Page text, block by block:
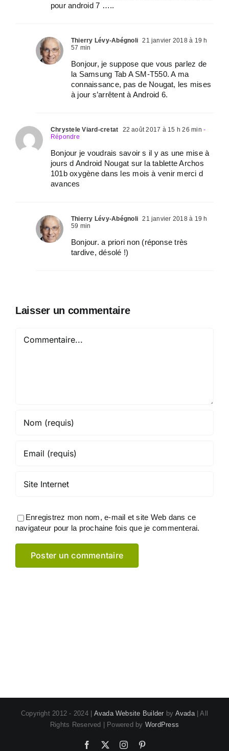
pour android 7 …..
Thierry Lévy-Abégnoli 21 janvier 2018 à 19 h
57 min
Bonjour, je suppose que vous parlez de
la Samsung Tab A SM-T550. A ma
connaissance, pas de Nougat, les mises
à jour s’arrêtent à Android 6.
Chrystele Viard-cretat 22 août 2017 à 15 h 26 min -
Répondre
Bonjour je voudrais savoir s il y as une mise à
jours d Android Nougat sur la tablette Archos
101b oxygène dans les mois à venir merci d
avances
Thierry Lévy-Abégnoli 21 janvier 2018 à 19 h
59 min
Bonjour. a priori non (réponse très
tardive, désolé !)
Laisser un commentaire
Enregistrez mon nom, e-mail et site Web dans ce
navigateur pour la prochaine fois que je commenterai.
Copyright 2012 - 2024 | Avada Website Builder by Avada| All
Rights Reserved | Powered by WordPress
Facebook Instagram